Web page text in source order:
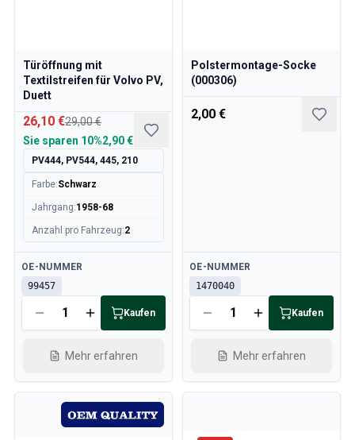
Aktion des Monats
Türöffnung mit
Textilstreifen für Volvo PV,
Duett
26,10 €29,00 €
Sie sparen 10%2,90 €
PV444, PV544, 445, 210
Farbe:Schwarz
Jahrgang:1958-68
Anzahl pro Fahrzeug:2
Verfügbar
OE-NUMMER
99457
Kaufen
Mehr erfahren
Polstermontage-Socke
(000306)
2,00 €
Verfügbar
OE-NUMMER
1470040
Kaufen
Mehr erfahren